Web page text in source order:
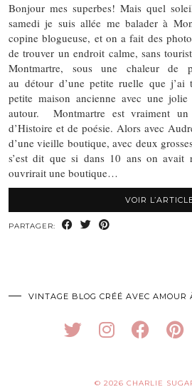
Bonjour mes superbes! Mais quel
samedi je suis allée me balader à
copine blogueuse, et on a fait des
de trouver un endroit calme, sans
Montmartre, sous une chaleur de
au détour d’une petite ruelle que j’ai
petite maison ancienne avec une
autour. Montmartre est vraiment
d’Histoire et de poésie. Alors avec
d’une vieille boutique, avec deux
s’est dit que si dans 10 ans on
ouvrirait une boutique…
VOIR
PARTAGER:
VINTAGE BLOG CRÉÉ AVEC
© 2026 CHARLIE